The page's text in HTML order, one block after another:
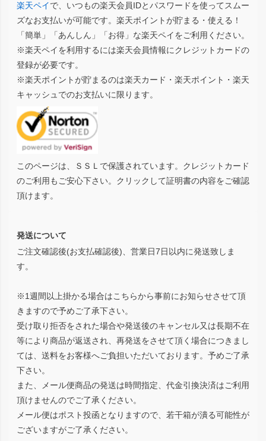
楽天ペイで、いつもの楽天会員IDとパスワードを使ってスムー
ズなお支払いが可能です。楽天ポイントが貯まる・使える！
「簡単」「あんしん」「お得」な楽天ペイをご利用ください。
※楽天ペイを利用するには楽天会員情報にクレジットカードの
登録が必要です。
※楽天ポイントが貯まるのは楽天カード・楽天ポイント・楽天
キャッシュでのお支払いに限ります。
このページは、ＳＳＬで保護されています。クレジットカード
のご利用もご安心下さい。クリックして証明書の内容をご確認
頂けます。
発送について
ご注文確認後(お支払確認後)、営業日7日以内に発送致しま
す。
※1週間以上掛かる場合はこちらから事前にお知らせさせて頂
きますので予めご了承下さい。
受け取り拒否をされた場合や発送後のキャンセル又は長期不在
等により商品が返送され、再発送をさせて頂く場合につきまし
ては、送料をお客様へご負担いただいております。予めご了承
下さい。
また、メール便商品の発送は時間指定、代金引換決済はご利用
頂けませんのでご了承ください。
メール便はポスト投函となりますので、若干箱が潰る可能性が
ございますがご了承ください。